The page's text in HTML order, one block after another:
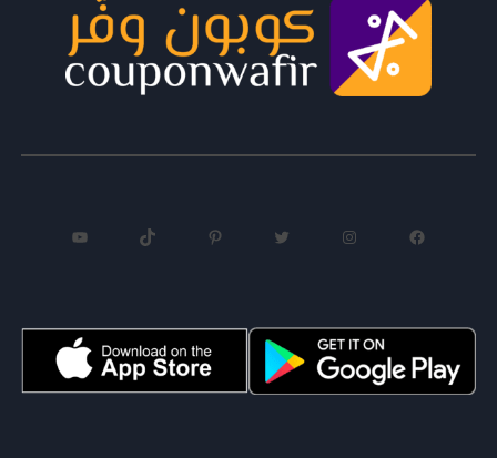
فيسبوك إنستجرام بينتريست تيك توك